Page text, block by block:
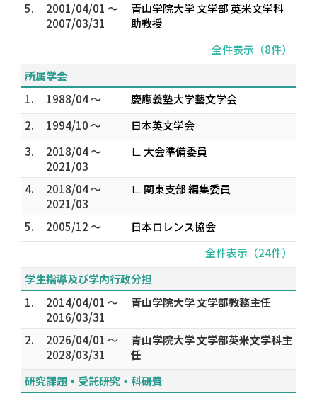
5.
2001/04/01 ～
2007/03/31
青山学院大学 文学部 英米文学科
助教授
全件表示（8件）
所属学会
1.
1988/04 ～
慶應義塾大学藝文学会
2.
1994/10 ～
日本英文学会
3.
2018/04 ～
2021/03
∟ 大会準備委員
4.
2018/04 ～
2021/03
∟ 関東支部 編集委員
5. 2005/12 ～
日本ロレンス協会
全件表示（24件）
学生指導及び学内行政分担
1.
2014/04/01 ～
2016/03/31
青山学院大学 文学部教務主任
2.
2026/04/01 ～
2028/03/31
青山学院大学 文学部英米文学科主
任
研究課題・受託研究・科研費